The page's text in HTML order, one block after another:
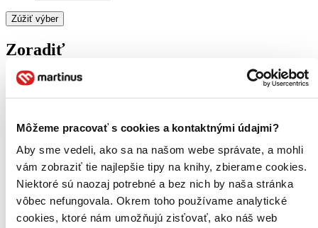
Môžeme pracovať s cookies a kontaktnými údajmi?
Aby sme vedeli, ako sa na našom webe správate, a mohli
vám zobraziť tie najlepšie tipy na knihy, zbierame cookies.
Niektoré sú naozaj potrebné a bez nich by naša stránka
vôbec nefungovala. Okrem toho používame analytické
cookies, ktoré nám umožňujú zisťovať, ako náš web
Zúžiť výber
Zoradiť
Top hodnotené
Najdrahšie
Najlacnejšie
Najvyššia zľava
Použité filtre